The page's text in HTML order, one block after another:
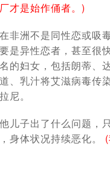
才是始作俑者。)
非洲不是同性恋或吸
是异性恋者，甚至很
的妇女，包括朗蒂、
、乳汁将艾滋病毒传
尼。
儿子出了什么问题，
身体状况持续恶化。